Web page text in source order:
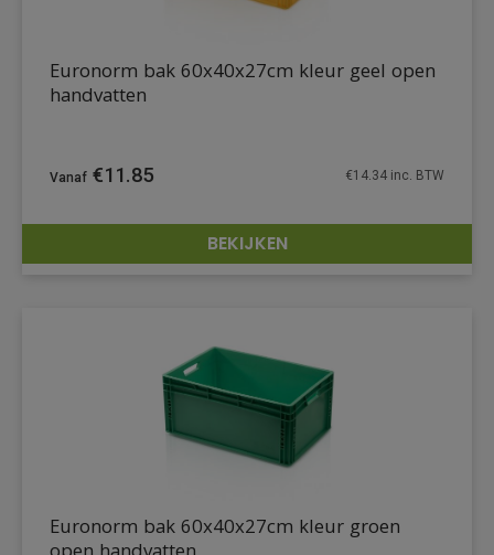
DETAILS
Euronorm bak 60x40x27cm kleur geel open
handvatten
€11.85 €14.34 inc. BTW
BEKIJKEN
Euronorm bak 60x40x27cm kleur groen